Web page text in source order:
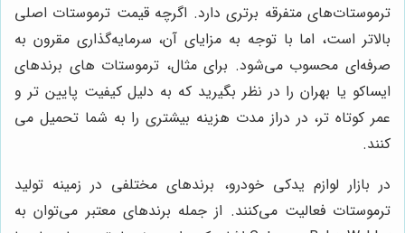
ترموستات‌های متفرقه برتری دارد. اگرچه قیمت ترموستات اصلی
بالاتر است، اما با توجه به مزایای آن، سرمایه‌گذاری مقرون به
صرفه‌ای محسوب می‌شود. برای مثال، ترموستات های برندهای
ایساکو یا بهران را در نظر بگیرید که به دلیل کیفیت پایین تر و
عمر کوتاه تر، در دراز مدت هزینه بیشتری را به شما تحمیل می
کنند.
در بازار لوازم یدکی خودرو، برندهای مختلفی در زمینه تولید
ترموستات فعالیت می‌کنند. از جمله برندهای معتبر می‌توان به